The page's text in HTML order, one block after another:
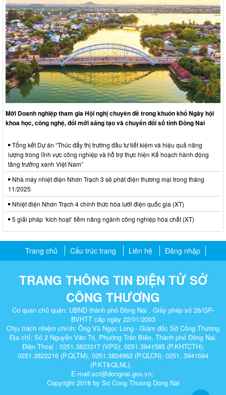
Mời Doanh nghiệp tham gia Hội nghị chuyên đề trong khuôn khổ Ngày hội
khoa học, công nghệ, đổi mới sáng tạo và chuyển đổi số tỉnh Đồng Nai
Tổng kết Dự án “Thúc đẩy thị trường đầu tư tiết kiệm và hiệu quả năng
lượng trong lĩnh vực công nghiệp và hỗ trợ thực hiện Kế hoạch hành động
tăng trưởng xanh Việt Nam”
Nhà máy nhiệt điện Nhơn Trạch 3 sẽ phát điện thương mại trong tháng
11/2025
Nhiệt điện Nhơn Trạch 4 chính thức hòa lưới điện quốc gia (XT)
5 giải pháp ‘kích hoạt’ tiềm năng ngành công nghiệp hóa chất (XT)
Trang chủ Cấu trúc trang Liên hệ Đăng nhập
TRANG THÔNG TIN ĐIỆN TỬ SỞ
CÔNG THƯƠNG
Cơ quan chủ quản: UBND thành phố Đồng Nai . Giấy phép số 26/GP-
BVHTT cấp ngày 22/01/2003
Chịu trách nhiệm chính: Ông Vũ Ngọc Long - Giám đốc Sở Công Thương
Địa chỉ: Số 2 Nguyễn Văn Trị, Phường Trấn Biên, Thành phố Đồng Nai.
Điện Thoại : 0251.3823317 (VPS); 0251.3941585 (P.KHTCTH);
0251.3822216 (P.QLTM); 0251.3824962 (P.QLCN); 0251. 3941584
(P.KT&QLNL).
E-mail:sct@dongnai.gov.vn;
Copyright 2018 by So Cong Thuong Dong Nai​